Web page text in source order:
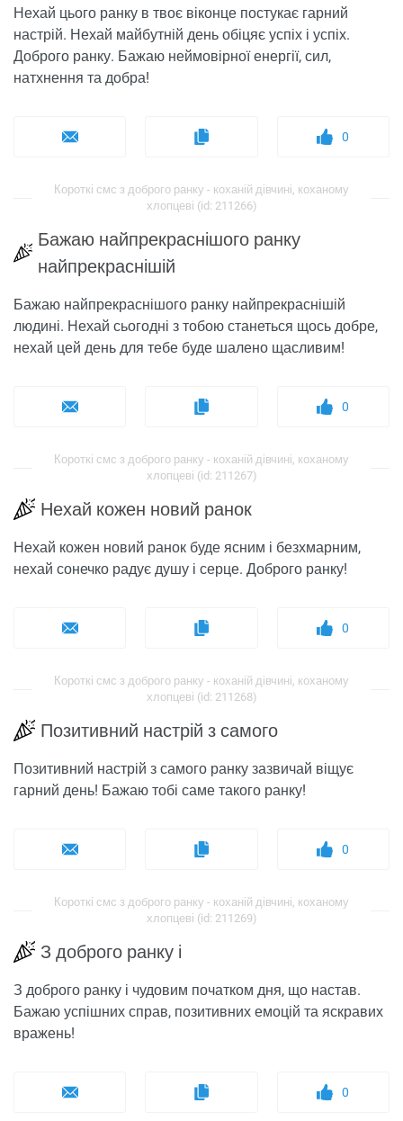
Нехай цього ранку в твоє віконце постукає гарний
настрій. Нехай майбутній день обіцяє успіх і успіх.
Доброго ранку. Бажаю неймовірної енергії, сил,
натхнення та добра!
0
Короткі смс з доброго ранку - коханій дівчині, коханому
хлопцеві (id: 211266)
Бажаю найпрекраснішого ранку
найпрекраснішій
Бажаю найпрекраснішого ранку найпрекраснішій
людині. Нехай сьогодні з тобою станеться щось добре,
нехай цей день для тебе буде шалено щасливим!
0
Короткі смс з доброго ранку - коханій дівчині, коханому
хлопцеві (id: 211267)
Нехай кожен новий ранок
Нехай кожен новий ранок буде ясним і безхмарним,
нехай сонечко радує душу і серце. Доброго ранку!
0
Короткі смс з доброго ранку - коханій дівчині, коханому
хлопцеві (id: 211268)
Позитивний настрій з самого
Позитивний настрій з самого ранку зазвичай віщує
гарний день! Бажаю тобі саме такого ранку!
0
Короткі смс з доброго ранку - коханій дівчині, коханому
хлопцеві (id: 211269)
З доброго ранку і
З доброго ранку і чудовим початком дня, що настав.
Бажаю успішних справ, позитивних емоцій та яскравих
вражень!
0